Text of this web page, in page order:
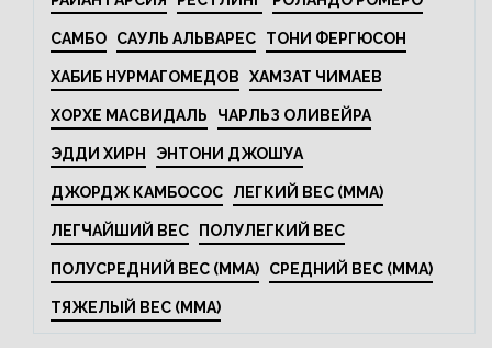
САМБО САУЛЬ АЛЬВАРЕС ТОНИ ФЕРГЮСОН
ХАБИБ НУРМАГОМЕДОВ ХАМЗАТ ЧИМАЕВ
ХОРХЕ МАСВИДАЛЬ ЧАРЛЬЗ ОЛИВЕЙРА
ЭДДИ ХИРН ЭНТОНИ ДЖОШУА
ДЖОРДЖ КАМБОСОС ЛЕГКИЙ ВЕС (MMA)
ЛЕГЧАЙШИЙ ВЕС ПОЛУЛЕГКИЙ ВЕС
ПОЛУСРЕДНИЙ ВЕС (MMA) СРЕДНИЙ ВЕС (MMA)
ТЯЖЕЛЫЙ ВЕС (MMA)